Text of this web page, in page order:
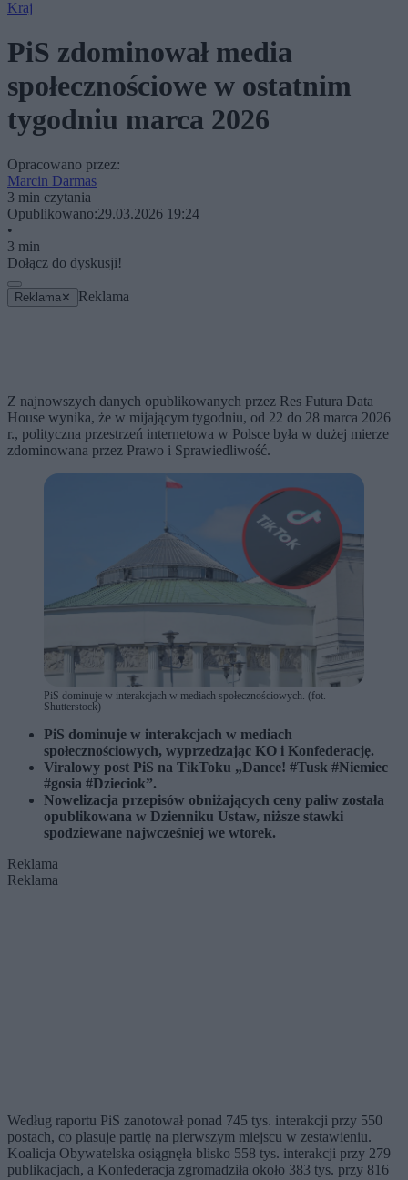
Kraj
PiS zdominował media
społecznościowe w ostatnim
tygodniu marca 2026
Opracowano przez:
Marcin Darmas
3 min czytania
Opublikowano:29.03.2026 19:24
•
3 min
Dołącz do dyskusji!
Reklama ✕ Reklama
Z najnowszych danych opublikowanych przez Res Futura Data
House wynika, że w mijającym tygodniu, od 22 do 28 marca 2026
r., polityczna przestrzeń internetowa w Polsce była w dużej mierze
zdominowana przez Prawo i Sprawiedliwość.
PiS dominuje w interakcjach w mediach społecznościowych. (fot.
Shutterstock)
PiS dominuje w interakcjach w mediach
społecznościowych, wyprzedzając KO i Konfederację.
Viralowy post PiS na TikToku „Dance! #Tusk #Niemiec
#gosia #Dzieciok”.
Nowelizacja przepisów obniżających ceny paliw została
opublikowana w Dzienniku Ustaw, niższe stawki
spodziewane najwcześniej we wtorek.
Reklama
Reklama
Według raportu PiS zanotował ponad 745 tys. interakcji przy 550
postach, co plasuje partię na pierwszym miejscu w zestawieniu.
Koalicja Obywatelska osiągnęła blisko 558 tys. interakcji przy 279
publikacjach, a Konfederacja zgromadziła około 383 tys. przy 816